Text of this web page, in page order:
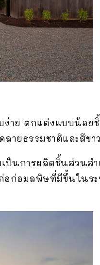
าย ตกแต่งแบบน้อ
ายธรรมชาติและสีข
นการผลิตชิ้นส่วนสำ
ก่อมลพิษที่มีขึ้นในร